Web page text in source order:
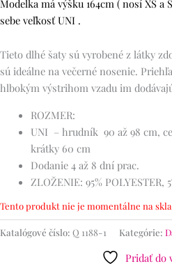
Modelka má výšku 164cm ( nosí XS a
sebe veľkosť UNI .
Tieto dlhé šaty sú vyrobené z látky
sú ideálne na večerné nosenie.
hlbokým výstrihom vzadu im
ROZMER:
UNI – hrudník 90 až 98 cm,
krátky 60 cm
Dodanie 4 až 8 dní prac.
ZLOŽENIE: 95% POLYESTER,
Tento produkt nie je momentálne na
Katalógové číslo: Q 1188-1 Kategórie:
Pridať do